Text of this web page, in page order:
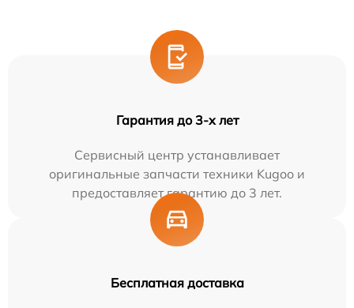
Гарантия до 3-х лет
Сервисный центр устанавливает
оригинальные запчасти техники Kugoo и
предоставляет гарантию до 3 лет.
Бесплатная доставка